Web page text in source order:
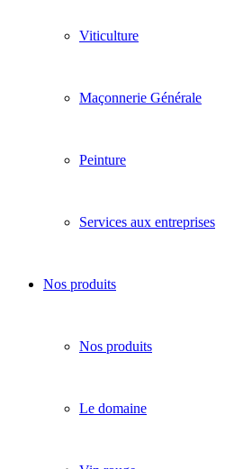
Viticulture
Maçonnerie Générale
Peinture
Services aux entreprises
Nos produits
Nos produits
Le domaine